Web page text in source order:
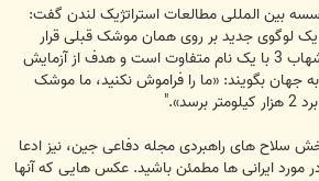
بین المللی مطالعات استراتژیک لندن گفت:
لوگوی جدید بر روی همان موشک قبلی قرار
داده اند! اساساً این همان شهاب 3 با یک نام متفاوت است و هدف از آزمایش
جهان بگویند: «ما را فراموش نکنید، ما موشک
سلاح های راهبردی مجله دفاعی جین، نیز ادعا
مورد ایرانی ها مطمئن باشید. عکس هایی که آنها